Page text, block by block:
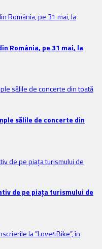
România, pe 31 mai, la
sălile de concerte din
de pe piața turismului de